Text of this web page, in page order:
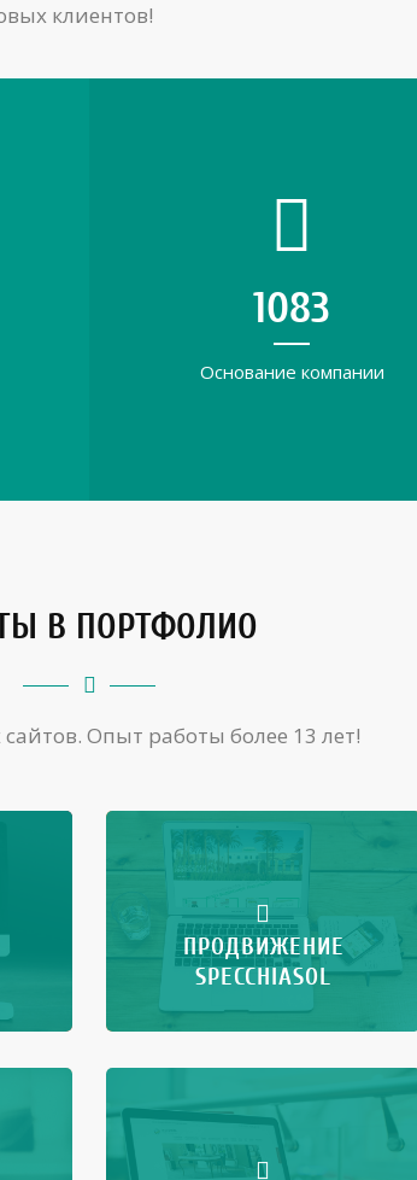
клиентов!
1524
Основание компании
В ПОРТФОЛИО
Опыт работы более 13 лет!
ПРОДВИЖЕНИЕ
SPECCHIASOL